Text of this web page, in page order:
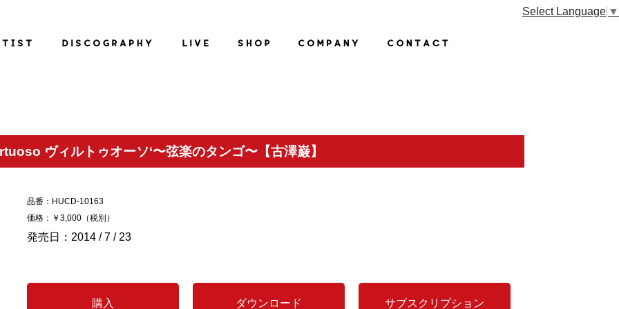
Select Language ▼
ヴィルトゥオーソ‘〜弦楽のタンゴ〜【古澤巌】
品番：HUCD-10163
価格：￥3,000（税別）
発売日：2014 / 7 / 23
購入 ダウンロード サブスクリプション